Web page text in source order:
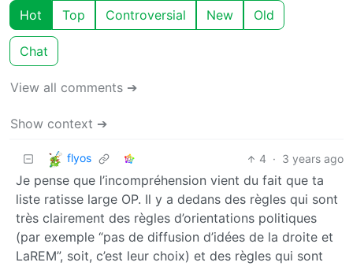
Hot Top Controversial New Old
Chat
View all comments ➔
Show context ➔
flyos 4 · 3 years ago
Je pense que l’incompréhension vient du fait que ta
liste ratisse large OP. Il y a dedans des règles qui sont
très clairement des règles d’orientations politiques
(par exemple “pas de diffusion d’idées de la droite et
LaREM”, soit, c’est leur choix) et des règles qui sont